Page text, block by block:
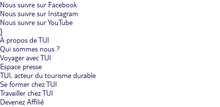
Nous suivre sur Facebook
Nous suivre sur Instagram
Nous suivre sur YouTube
}
À propos de TUI
Qui sommes nous ?
Voyager avec TUI
Espace presse
TUI, acteur du tourisme durable
Se former chez TUI
Travailler chez TUI
Devenez Affilié